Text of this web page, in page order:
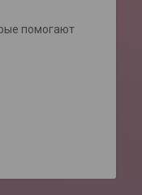
помогают